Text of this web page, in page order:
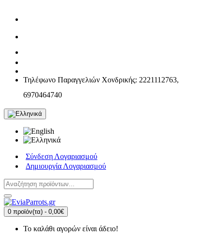
Τηλέφωνο Παραγγελιών Χονδρικής: 2221112763,
6970464740
Σύνδεση Λογαριασμού
Δημιουργία Λογαριασμού
0 προϊόν(τα) - 0,00€
Το καλάθι αγορών είναι άδειο!